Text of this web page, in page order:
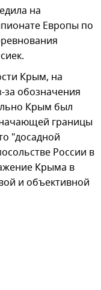
на
Европы по
Крым, на
обозначения
Крым был
границы
"досадной
России в
Крыма в
и объективной